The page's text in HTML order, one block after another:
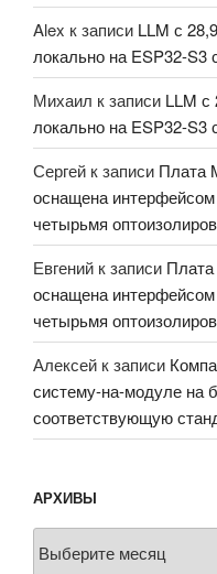
Alex к записи LLM с
локально на ESP32-S3
Михаил к записи LLM с
локально на ESP32-S3
Сергей к записи Плата
оснащена
четырьмя
Евгений к записи
оснащена
четырьмя
Алексей к записи
систему-на-модуле на
соответствующую
АРХИВЫ